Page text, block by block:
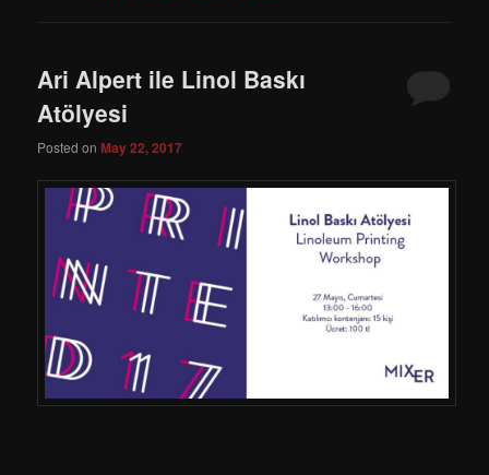
Ari Alpert ile Linol Baskı
Atölyesi
Posted onMay 22, 2017